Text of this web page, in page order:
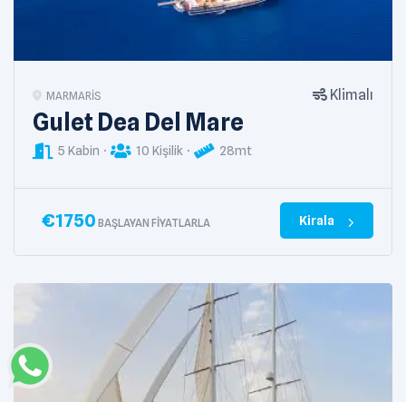
MARMARIS Klimalı
Gulet Dea Del Mare
5 Kabin 10 Kişilik 28mt
€1750 BAŞLAYAN FIYATLARLA Kirala